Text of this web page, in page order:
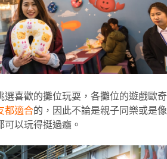
選喜歡的攤位玩耍，各攤位的遊戲歐奇
都適合的，因此不論是親子同樂或是像
可以玩得挺過癮。